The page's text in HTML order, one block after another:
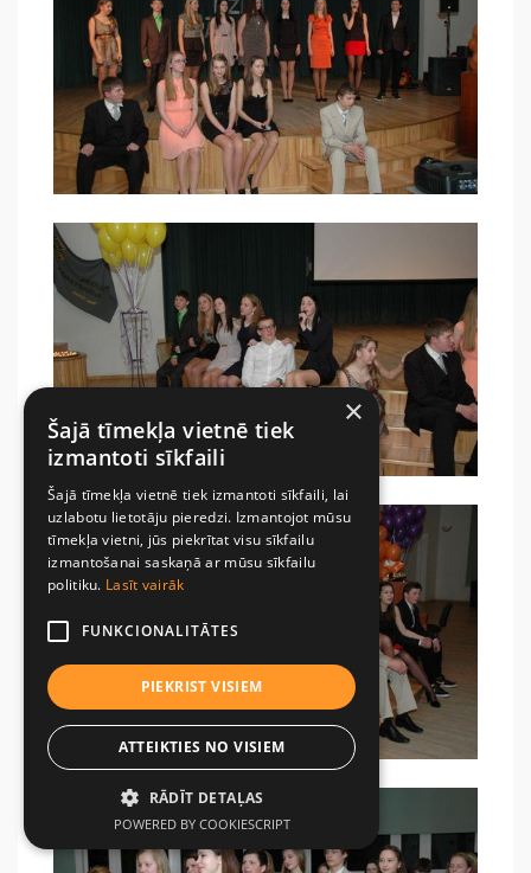
×
Šajā tīmekļa vietnē tiek
izmantoti sīkfaili
Šajā tīmekļa vietnē tiek izmantoti sīkfaili, lai
uzlabotu lietotāju pieredzi. Izmantojot mūsu
tīmekļa vietni, jūs piekrītat visu sīkfailu
izmantošanai saskaņā ar mūsu sīkfailu
politiku. Lasīt vairāk
FUNKCIONALITĀTES
PIEKRIST VISIEM
ATTEIKTIES NO VISIEM
RĀDĪT DETAĻAS
POWERED BY COOKIESCRIPT